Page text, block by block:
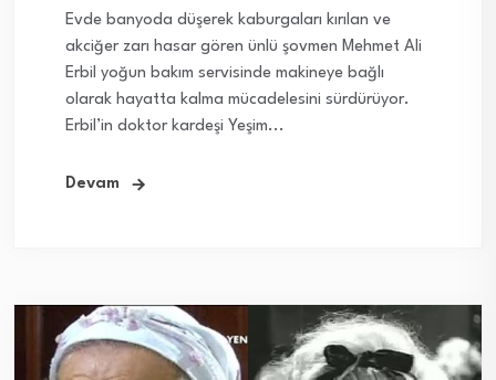
Evde banyoda düşerek kaburgaları kırılan ve
akciğer zarı hasar gören ünlü şovmen Mehmet Ali
Erbil yoğun bakım servisinde makineye bağlı
olarak hayatta kalma mücadelesini sürdürüyor.
Erbil’in doktor kardeşi Yeşim...
Devam